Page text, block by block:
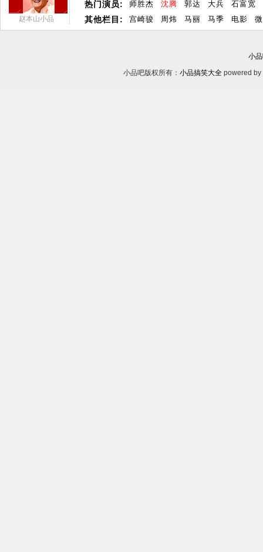
赵本山小品
热门演员:
其他栏目:
师胜杰 沈腾 郭达 大兵
石富宽
宫崎骏
周炜 马丽 马季 电影
小
小品吧版权所有： 小品搞笑大全 powered by